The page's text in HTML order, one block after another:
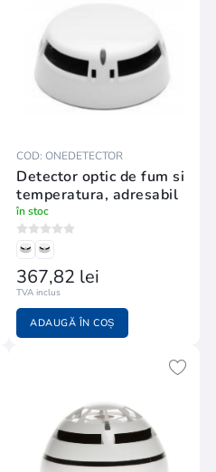
COD: ONEDETECTOR
Detector optic de fum si
temperatura, adresabil
în stoc
367,82 lei
TVA inclus
ADAUGĂ ÎN COȘ